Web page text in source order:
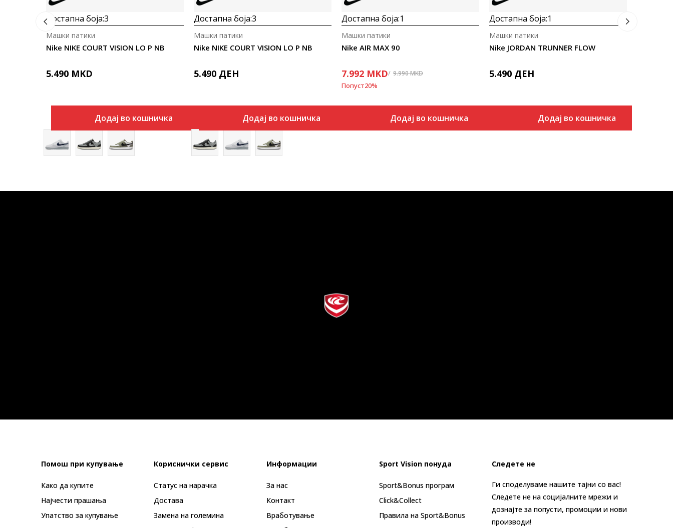
Достапна боја:3
Nike NIKE COURT VISION LO P NB
Машки патики
5.490 MKD
Додај во кошничка
Достапна боја:3
Nike NIKE COURT VISION LO P NB
Машки патики
5.490 ДЕН
Додај во кошничка
Достапна боја:1
Nike AIR MAX 90
Машки патики
7.992 MKD 9.990MKD
Попуст20%
Додај во кошничка
Достапна боја:1
Nike JORDAN TRUNNER FLOW
Машки патики
5.490 ДЕН
Додај во кошничка
Помош при купување
Како да купите
Најчести прашања
Упатство за купување
Кориснички сервис
Статус на нарачка
Достава
Замена на големина
Информации
За нас
Контакт
Вработување
Sport Vision понуда
Sport&Bonus програм
Click&Collect
Правила на Sport&Bonus
Следете не
Ги споделуваме нашите тајни со вас!
Следете не на социјалните мрежи и
дознајте за попусти, промоции и нови
производи!